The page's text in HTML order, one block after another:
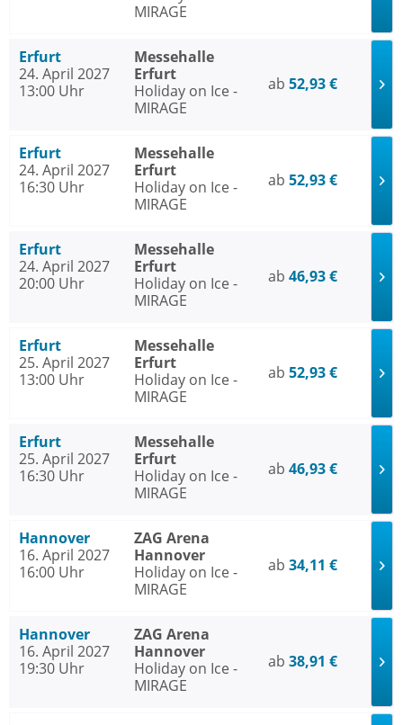
MIRAGE
Erfurt
24. April 2027
13:00 Uhr
Messehalle
Erfurt
Holiday on Ice -
MIRAGE
ab 52,93 €
Erfurt
24. April 2027
16:30 Uhr
Messehalle
Erfurt
Holiday on Ice -
MIRAGE
ab 52,93 €
Erfurt
24. April 2027
20:00 Uhr
Messehalle
Erfurt
Holiday on Ice -
MIRAGE
ab 46,93 €
Erfurt
25. April 2027
13:00 Uhr
Messehalle
Erfurt
Holiday on Ice -
MIRAGE
ab 52,93 €
Erfurt
25. April 2027
16:30 Uhr
Messehalle
Erfurt
Holiday on Ice -
MIRAGE
ab 46,93 €
Hannover
16. April 2027
16:00 Uhr
ZAG Arena
Hannover
Holiday on Ice -
MIRAGE
ab 34,11 €
Hannover
16. April 2027
19:30 Uhr
ZAG Arena
Hannover
Holiday on Ice -
MIRAGE
ab 38,91 €